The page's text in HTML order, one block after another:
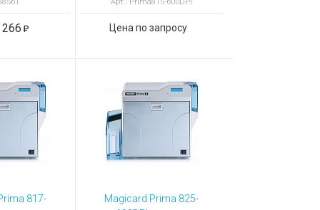
Цена по запросу
817-
Magicard Prima 825-